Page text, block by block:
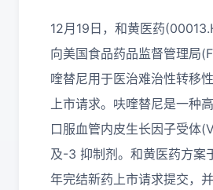
12月19日，和黄医药
向美国食品药品监督管理局
喹替尼用于医治难治性转移
上市请求。呋喹替尼是一种
口服血管内皮生长因子受体
及-3 抑制剂。和黄医药方案
年完结新药上市请求提交，